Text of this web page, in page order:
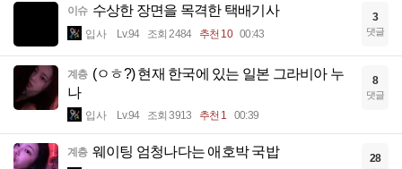
이슈 수상한 장면을 목격한 택배기사
입사 Lv.94 조회 2484 추천 10 00:43
3
댓글
계층 (ㅇㅎ?) 현재 한국에 있는 일본 그라비아 누
나
입사 Lv.94 조회 3913 추천 1 00:39
8
댓글
계층 웨이팅 엄청나다는 애호박 국밥 28